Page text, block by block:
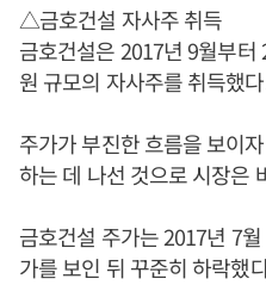
△금호건설 자사주 취득
금호건설은 2017년 9월부
원 규모의 자사주를 취득했
주가가 부진한 흐름을 보이
하는 데 나선 것으로 시장은
금호건설 주가는 2017년 7
가를 보인 뒤 꾸준히 하락했